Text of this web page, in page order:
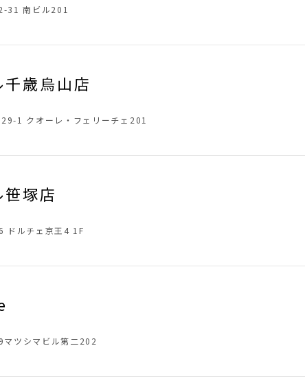
31 南ビル201
歳烏山店
1 クオーレ・フェリーチェ201
塚店
ルチェ京王4 1F
ツシマビル第二202